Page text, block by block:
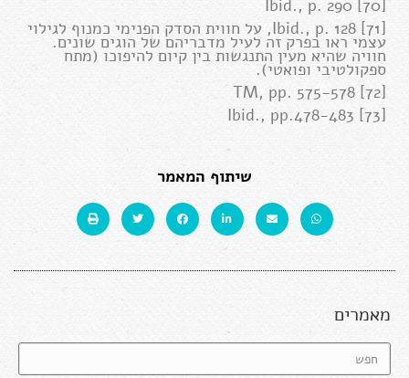
[71] Ibid., p. 128, על חווית הסדק הפנימי כמנוף לגילוי
עצמי ראו בפרק זה לעיל מדבריהם של הוגים שונים.
חוויה שהיא מעין התנגשות בין קיום להיפוכו (מתח
ספקולטיבי ופואטי).
שיתוף המאמר
מאמרים